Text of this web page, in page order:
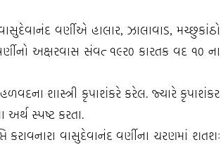
વર્ણીએ હાલાર, ઝાલાવાડ, મચ્છુકાંઠો
અક્ષરવાસ સંવત્‌ ૧૯ર૦ કારતક વદ ૧૦ ના
શાસ્ત્રી કૃપાશંકરે કરેલ. જ્યારે કૃપાશંકર
અર્થ સ્પષ્ટ કરતા.
કરાવનારા વાસુદેવાનંદ વર્ણીના ચરણમાં શતશઃ